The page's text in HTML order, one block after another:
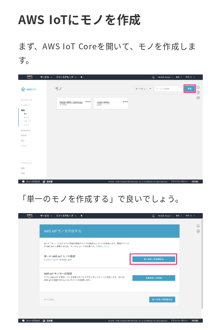
AWS IoTにモノを作成
まず、AWS IoT Coreを開いて、モノを作成しま
す。
「単一のモノを作成する」で良いでしょう。